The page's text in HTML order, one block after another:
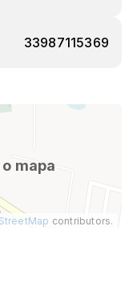
33987115369
mapa
contributors.